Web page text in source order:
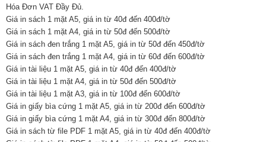
Hóa Đơn VAT Đầy Đủ.
Giá in sách 1 mặt A5, giá in từ 40đ đến 400đ/tờ
Giá in sách 1 mặt A4, giá in từ 50đ đến 500đ/tờ
Giá in sách đen trắng 1 mặt A5, giá in từ 50đ đến 450đ/tờ
Giá in sách đen trắng 1 mặt A4, giá in từ 60đ đến 600đ/tờ
Giá in tài liệu 1 mặt A5, giá in từ 40đ đến 400đ/tờ
Giá in tài liệu 1 mặt A4, giá in từ 50đ đến 500đ/tờ
Giá in tài liệu 1 mặt A3, giá in từ 100đ đến 600đ/tờ
Giá in giấy bìa cứng 1 mặt A5, giá in từ 200đ đến 600đ/tờ
Giá in giấy bìa cứng 1 mặt A4, giá in từ 300đ đến 800đ/tờ
Giá in sách từ file PDF 1 mặt A5, giá in từ 40đ đến 400đ/tờ